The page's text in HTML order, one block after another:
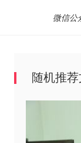
微信公
随机推